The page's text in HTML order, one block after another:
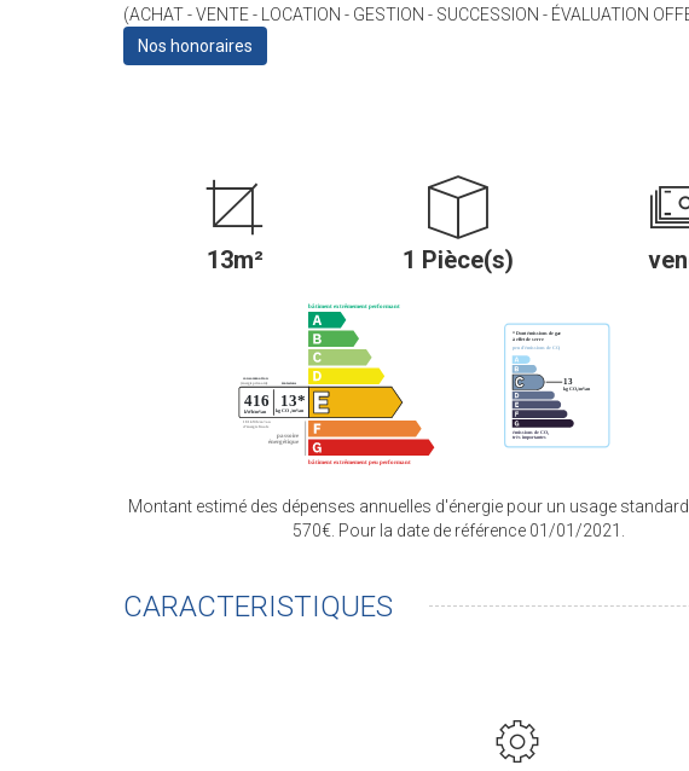
(ACHAT - VENTE - LOCATION - GESTION - SUCCESSION - ÉVALUATION
Nos honoraires
13m² 1 Pièce(s)
Montant estimé des dépenses annuelles d'énergie pour un usage
570€. Pour la date de référence 01/01/2021.
CARACTERISTIQUES